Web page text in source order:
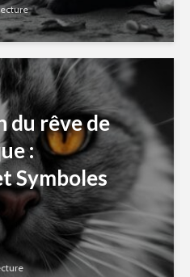
rêve de
:
Symboles